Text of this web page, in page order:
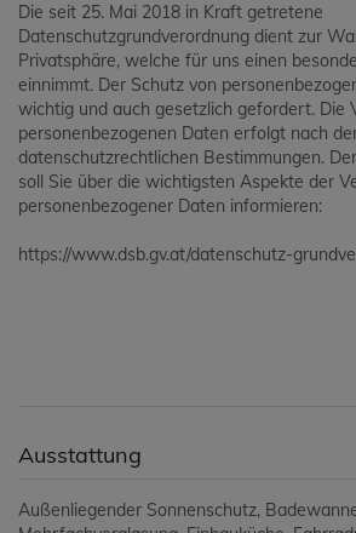
Die seit 25. Mai 2018 in Kraft getretene
Datenschutzgrundverordnung dient zur
Privatsphäre, welche für uns einen
einnimmt. Der Schutz von
wichtig und auch gesetzlich gefordert. Die
personenbezogenen Daten erfolgt nach
datenschutzrechtlichen Bestimmungen.
soll Sie über die wichtigsten Aspekte der
personenbezogener Daten informieren:
https://www.dsb.gv.at/datenschutz-
Ausstattung
Außenliegender Sonnenschutz